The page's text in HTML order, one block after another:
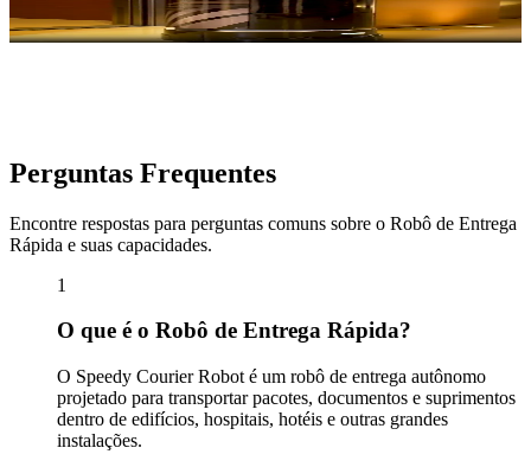
Zorlu Center
Perguntas Frequentes
Encontre respostas para perguntas comuns sobre o Robô de Entrega
Rápida e suas capacidades.
1
O que é o Robô de Entrega Rápida?
O Speedy Courier Robot é um robô de entrega autônomo
projetado para transportar pacotes, documentos e suprimentos
dentro de edifícios, hospitais, hotéis e outras grandes
instalações.